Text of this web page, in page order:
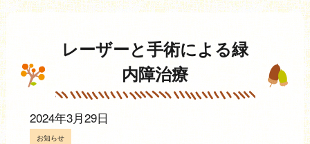
レーザーと手術による緑
内障治療
2024年3月29日
お知らせ